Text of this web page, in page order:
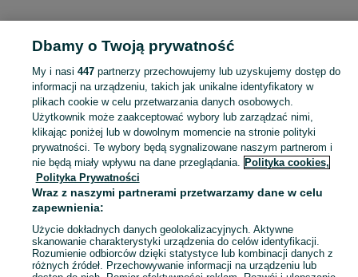
KATEGORIA
Sprzedaż karmy dla gryzoni i królików Warszawa ▶️ Granulaty, mieszanki ziaren i siano ✅ Duży wybór w atrakcyjnych cenach ☝ Znajdź karmę na OLX.pl! Zobacz
Mapa kategorii
Mapa miejscowości
Mapa ministron
Dbamy o Twoją prywatność
My i nasi 447partnerzy przechowujemy lub uzyskujemy dostęp do
informacji na urządzeniu, takich jak unikalne identyfikatory w
plikach cookie w celu przetwarzania danych osobowych.
Użytkownik może zaakceptować wybory lub zarządzać nimi,
klikając poniżej lub w dowolnym momencie na stronie polityki
prywatności. Te wybory będą sygnalizowane naszym partnerom i
nie będą miały wpływu na dane przeglądania. Polityka cookies,
Polityka Prywatności
Wraz z naszymi partnerami przetwarzamy dane w celu
zapewnienia:
Użycie dokładnych danych geolokalizacyjnych. Aktywne
skanowanie charakterystyki urządzenia do celów identyfikacji.
Rozumienie odbiorców dzięki statystyce lub kombinacji danych z
różnych źródeł. Przechowywanie informacji na urządzeniu lub